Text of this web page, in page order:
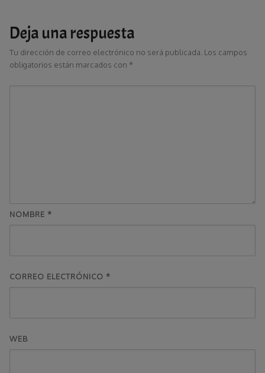
Deja una respuesta
Tu dirección de correo electrónico no será publicada. Los campos
obligatorios están marcados con *
NOMBRE *
CORREO ELECTRÓNICO *
WEB